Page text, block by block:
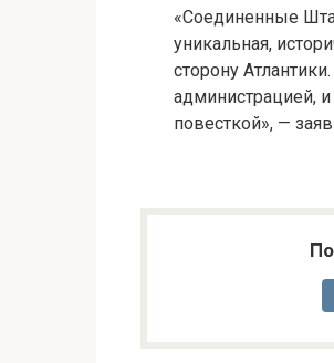
«Соединенные
уникальная,
сторону
администрацией,
повесткой», —